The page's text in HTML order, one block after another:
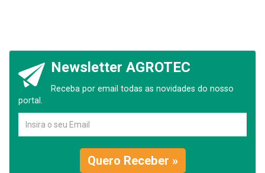
Newsletter AGROTEC
Receba por email todas as novidades do nosso
portal.
Quero Receber »